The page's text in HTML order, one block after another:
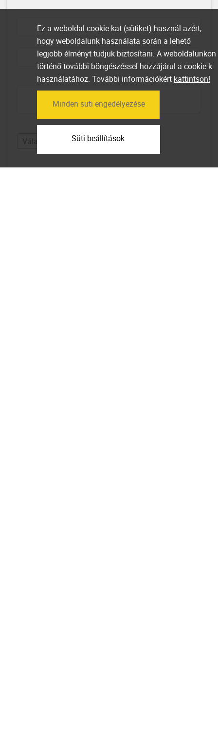
Email
Telefonszám
Üzenet
Mekkora lakások érdekelnek?
Elfogadom azadatfelhasználásifeltételeket
Ez a weboldal cookie-kat (sütiket) használ azért,
hogy weboldalunk használata során a lehető
legjobb élményt tudjuk biztosítani. A weboldalunkon
történő további böngészéssel hozzájárul a cookie-k
használatához. További információkért kattintson!
Minden süti engedélyezése
Süti beállítások